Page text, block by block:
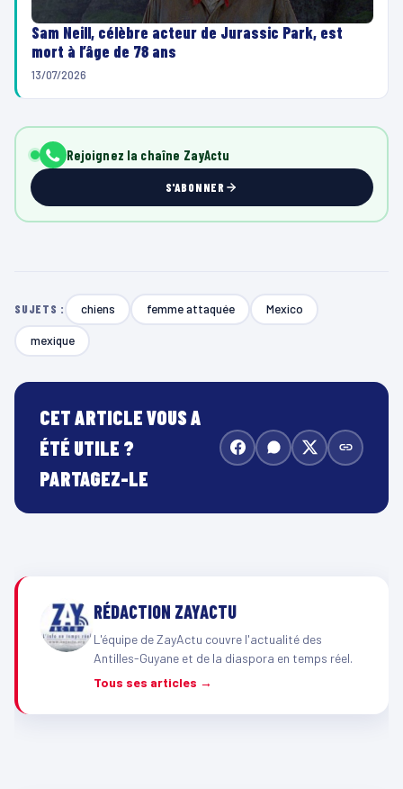
Sam Neill, célèbre acteur de Jurassic Park, est
mort à l’âge de 78 ans
13/07/2026
Rejoignez la chaîne ZayActu
S'ABONNER
SUJETS : chiens femme attaquée Mexico
mexique
CET ARTICLE VOUS A
ÉTÉ UTILE ?
PARTAGEZ-LE
RÉDACTION ZAYACTU
L'équipe de ZayActu couvre l'actualité des
Antilles-Guyane et de la diaspora en temps réel.
Tous ses articles →